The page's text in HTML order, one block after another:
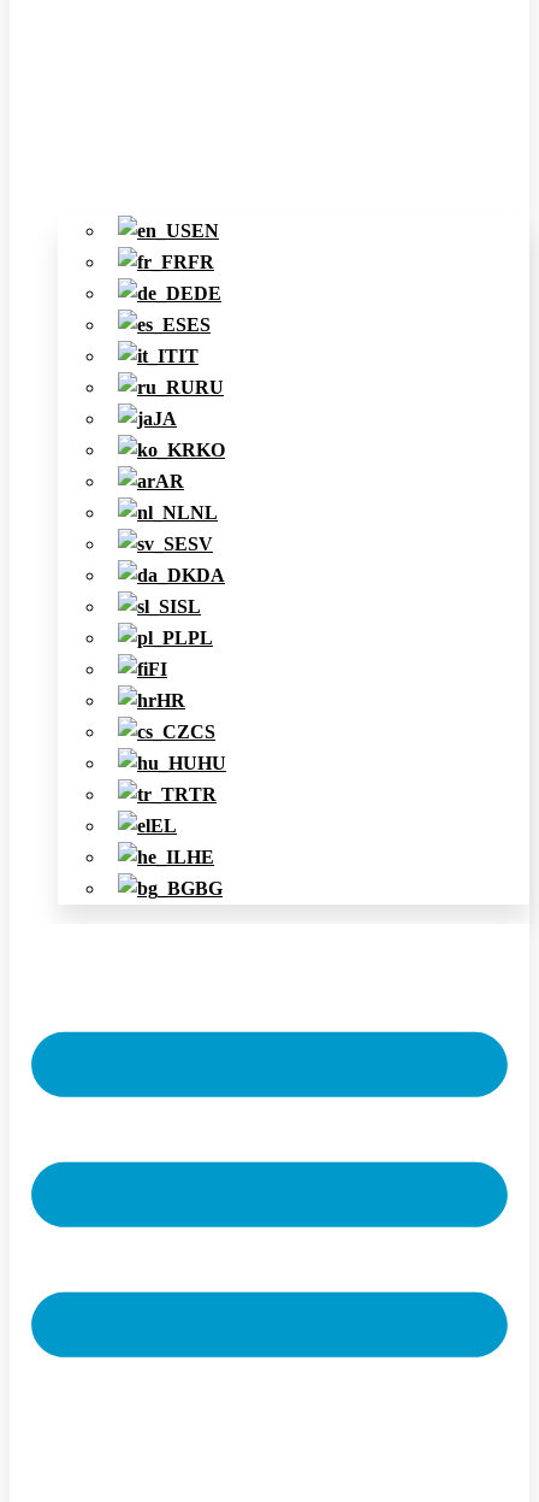
EN
FR
DE
ES
IT
RU
JA
KO
AR
NL
SV
DA
SL
PL
FI
HR
CS
HU
TR
EL
HE
BG